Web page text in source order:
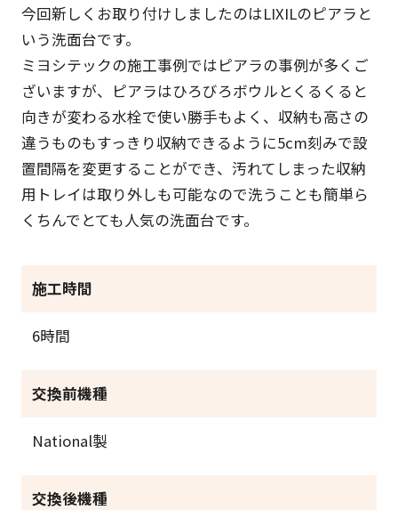
今回新しくお取り付けしましたのはLIXILのピアラと
いう洗面台です。
ミヨシテックの施工事例ではピアラの事例が多くご
ざいますが、ピアラはひろびろボウルとくるくると
向きが変わる水栓で使い勝手もよく、収納も高さの
違うものもすっきり収納できるように5cm刻みで設
置間隔を変更することができ、汚れてしまった収納
用トレイは取り外しも可能なので洗うことも簡単ら
くちんでとても人気の洗面台です。
施工時間
6時間
交換前機種
National製
交換後機種